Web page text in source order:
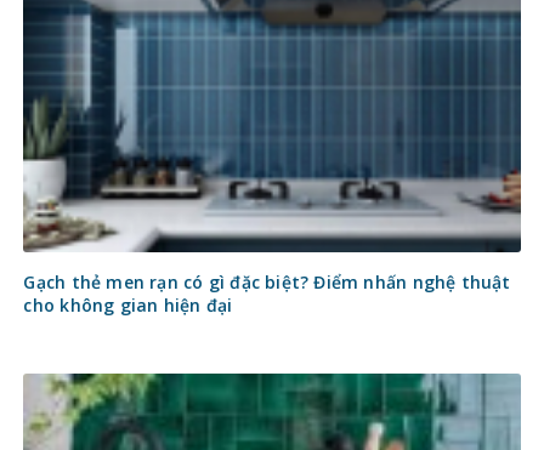
Gạch thẻ men rạn có gì đặc biệt? Điểm nhấn nghệ thuật
cho không gian hiện đại